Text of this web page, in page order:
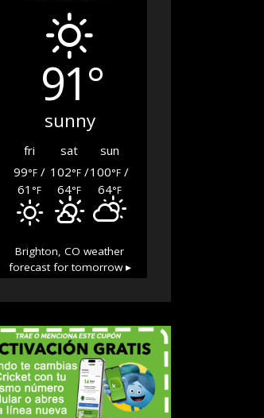
91°
sunny
fri sat
sun
99°F /
61 °F
102°F/
64°F
100°F /
64°F
Brighton, CO weather
forecast for tomorrow ▸